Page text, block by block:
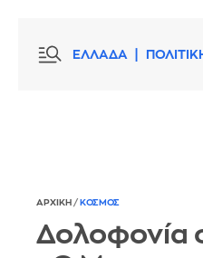
ΕΛΛΑΔΑ
ΑΡΧΙΚΗ / ΚΟΣΜΟΣ
Δολοφονία